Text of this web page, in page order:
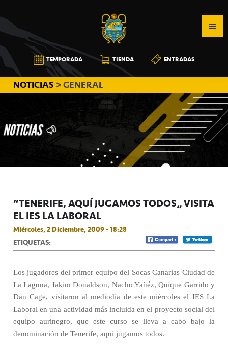
a
la
navegación
principal
al
contenido
principal
a
la
barra
lateral
principal
CB
CANARIAS
TEMPORADA TIENDA ENTRADAS
NOTICIAS > GENERAL
“TENERIFE, AQUÍ JUGAMOS TODOS” VISITA
EL IES LA LABORAL
Miércoles, 2 Diciembre, 2009 - 18:28
ETIQUETAS:
Los jugadores del primer equipo del Socas Canarias Ciudad de
La Laguna, Jakim Donaldson, Nacho Yañéz, Quique Garrido y
Dan Cage, visitaron al mediodía de este miércoles el IES La
Laboral en una actividad más incluida en el proyecto social del
equipo aurinegro, que este curso se lleva a cabo bajo la
denominación de Tenerife, aquí jugamos todos.